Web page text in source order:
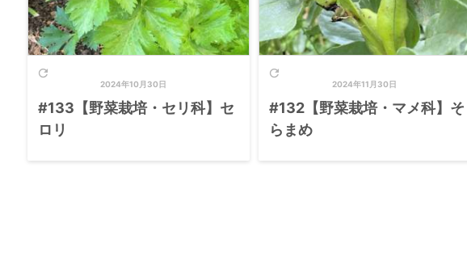

2024年10月30日
#133【野菜栽培・セリ科】セ
ロリ

2024年11月30日
#132【野菜栽培・マメ科】そ
らまめ